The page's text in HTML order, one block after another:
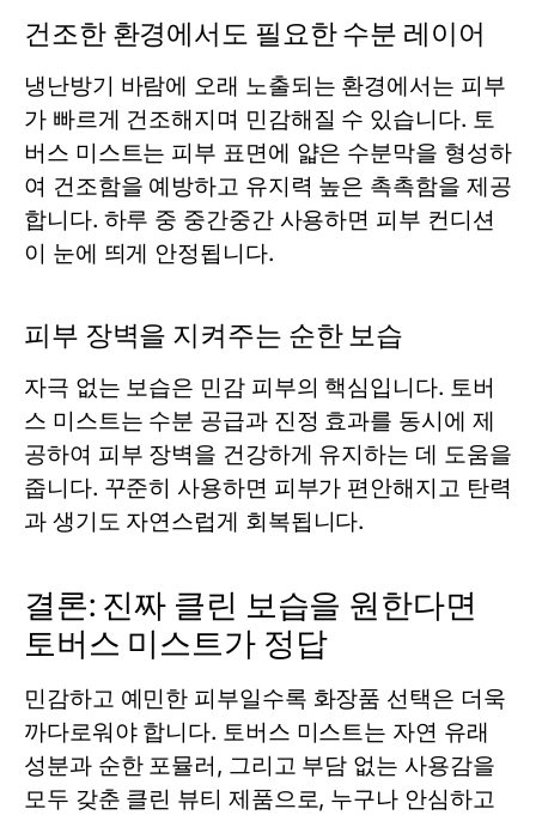
건조한 환경에서도 필요한 수분 레이어
냉난방기 바람에 오래 노출되는 환경에서는 피부
가 빠르게 건조해지며 민감해질 수 있습니다. 토
버스 미스트는 피부 표면에 얇은 수분막을 형성하
여 건조함을 예방하고 유지력 높은 촉촉함을 제공
합니다. 하루 중 중간중간 사용하면 피부 컨디션
이 눈에 띄게 안정됩니다.
피부 장벽을 지켜주는 순한 보습
자극 없는 보습은 민감 피부의 핵심입니다. 토버
스 미스트는 수분 공급과 진정 효과를 동시에 제
공하여 피부 장벽을 건강하게 유지하는 데 도움을
줍니다. 꾸준히 사용하면 피부가 편안해지고 탄력
과 생기도 자연스럽게 회복됩니다.
결론: 진짜 클린 보습을 원한다면
토버스 미스트가 정답
민감하고 예민한 피부일수록 화장품 선택은 더욱
까다로워야 합니다. 토버스 미스트는 자연 유래
성분과 순한 포뮬러, 그리고 부담 없는 사용감을
모두 갖춘 클린 뷰티 제품으로, 누구나 안심하고